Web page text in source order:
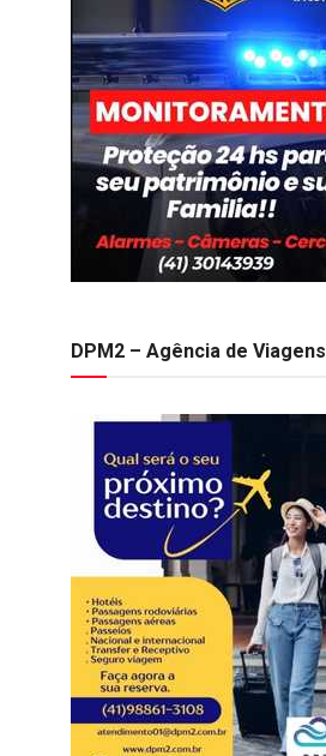
DPM2 – Agência de Viagens